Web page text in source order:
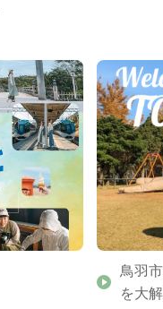
鳥羽
を大解